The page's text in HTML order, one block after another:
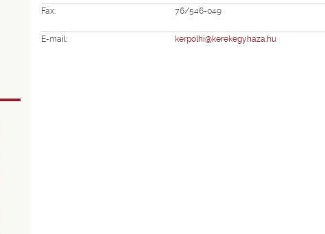
Fax: 76/546-049
E-mail: kerpolhi@kerekegyhaza.hu